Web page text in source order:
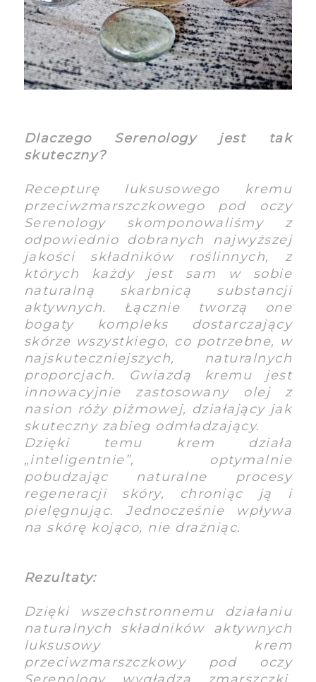
Dlaczego Serenology jest tak
skuteczny?
Recepturę luksusowego kremu
przeciwzmarszczkowego pod oczy
Serenology skomponowaliśmy z
odpowiednio dobranych najwyższej
jakości składników roślinnych, z
których każdy jest sam w sobie
naturalną skarbnicą substancji
aktywnych. Łącznie tworzą one
bogaty kompleks dostarczający
skórze wszystkiego, co potrzebne, w
najskuteczniejszych, naturalnych
proporcjach. Gwiazdą kremu jest
innowacyjnie zastosowany olej z
nasion róży piżmowej, działający jak
skuteczny zabieg odmładzający.
Dzięki temu krem działa
„inteligentnie”, optymalnie
pobudzając naturalne procesy
regeneracji skóry, chroniąc ją i
pielęgnując. Jednocześnie wpływa
na skórę kojąco, nie drażniąc.
Rezultaty:
Dzięki wszechstronnemu działaniu
naturalnych składników aktywnych
luksusowy krem
przeciwzmarszczkowy pod oczy
Serenology wygładza zmarszczki,